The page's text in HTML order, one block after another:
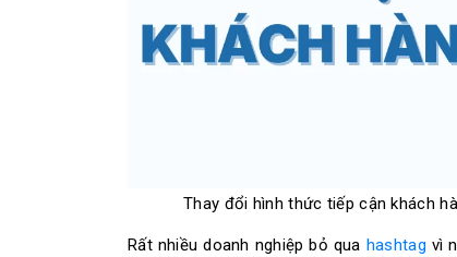
Thay đổi hình thức tiếp cận khách
Rất nhiều doanh nghiệp bỏ qua hashtag vì